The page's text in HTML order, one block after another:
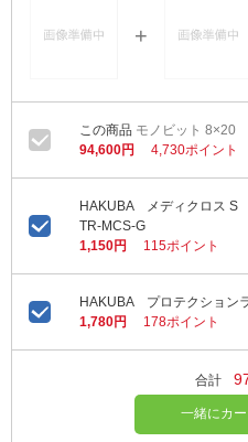
モノビット 8×20
94,600円
4,730ポイント
HAKUBA メディクロス S
TR-MCS-G
1,150円
115ポイント
HAKUBA プロテクション
1,780円
178ポイント
合計
一緒にカ